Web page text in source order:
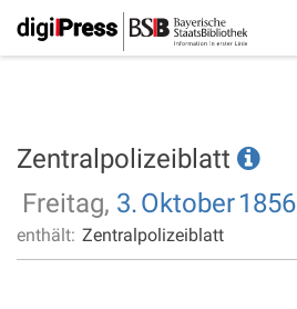
Zentralpolizeiblatt
Freitag, 3.Oktober1856
enthält: Zentralpolizeiblatt